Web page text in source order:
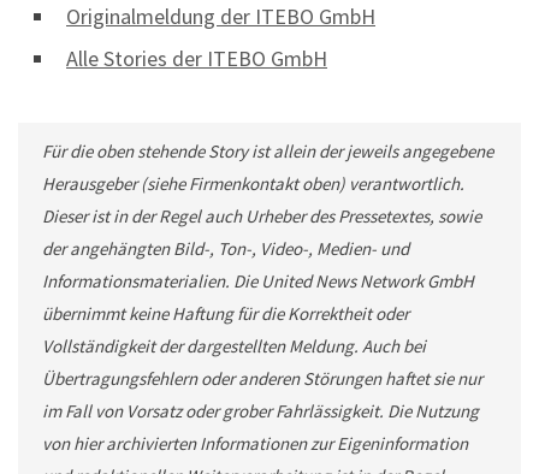
Originalmeldung der ITEBO GmbH
Alle Stories der ITEBO GmbH
Für die oben stehende Story ist allein der jeweils angegebene
Herausgeber (siehe Firmenkontakt oben) verantwortlich.
Dieser ist in der Regel auch Urheber des Pressetextes, sowie
der angehängten Bild-, Ton-, Video-, Medien- und
Informationsmaterialien. Die United News Network GmbH
übernimmt keine Haftung für die Korrektheit oder
Vollständigkeit der dargestellten Meldung. Auch bei
Übertragungsfehlern oder anderen Störungen haftet sie nur
im Fall von Vorsatz oder grober Fahrlässigkeit. Die Nutzung
von hier archivierten Informationen zur Eigeninformation